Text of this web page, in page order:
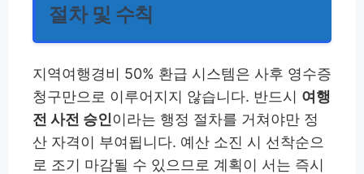
절차 및 수칙
지역여행경비 50% 환급 시스템은 사후 영수증
청구만으로 이루어지지 않습니다. 반드시 여행
전 사전 승인이라는 행정 절차를 거쳐야만 정
산 자격이 부여됩니다. 예산 소진 시 선착순으
로 조기 마감될 수 있으므로 계획이 서는 즉시